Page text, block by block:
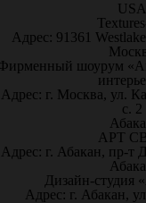
USA
Адрес: 91361
шоурум
Адрес: г. Москва, ул.
с. 2
АРТ
Адрес: г. Абакан, пр-т
Дизайн-
Адрес: г. Абакан,